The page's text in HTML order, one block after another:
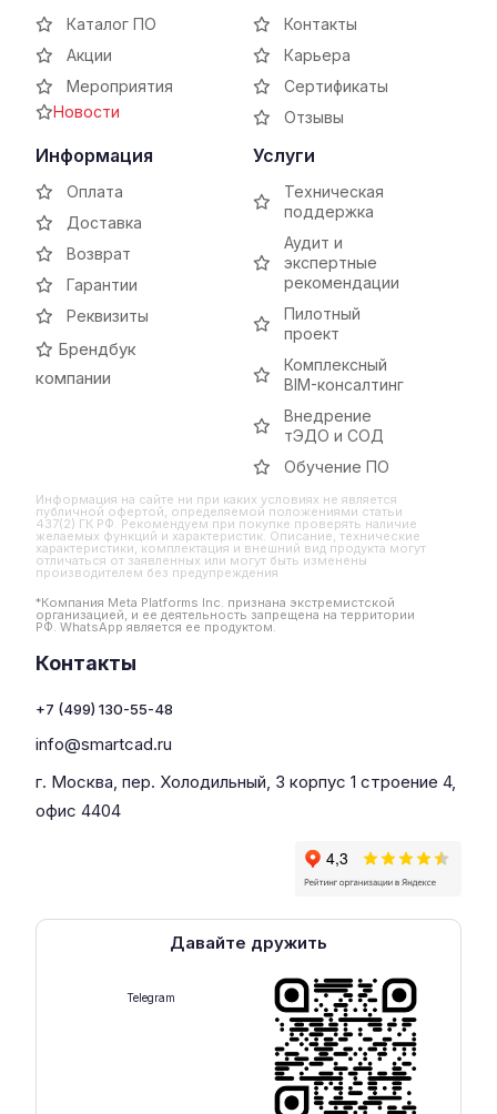
Каталог ПО
Акции
Мероприятия
Новости
Контакты
Карьера
Сертификаты
Отзывы
Информация
Оплата
Доставка
Возврат
Гарантии
Реквизиты
Брендбук
компании
Услуги
Техническая
поддержка
Аудит и
экспертные
рекомендации
Пилотный
проект
Комплексный
BIM-консалтинг
Внедрение
тЭДО и СОД
Обучение ПО
Информация на сайте ни при каких условиях не является
публичной офертой, определяемой положениями статьи
437(2) ГК РФ. Рекомендуем при покупке проверять наличие
желаемых функций и характеристик. Описание, технические
характеристики, комплектация и внешний вид продукта могут
отличаться от заявленных или могут быть изменены
производителем без предупреждения
*Компания Meta Platforms Inc. признана экстремистской
организацией, и ее деятельность запрещена на территории
РФ. WhatsApp является ее продуктом.
Контакты
+7 (499) 130-55-48
info@smartcad.ru
г. Москва, пер. Холодильный, 3 корпус 1 строение 4,
офис 4404
Давайте дружить
Telegram